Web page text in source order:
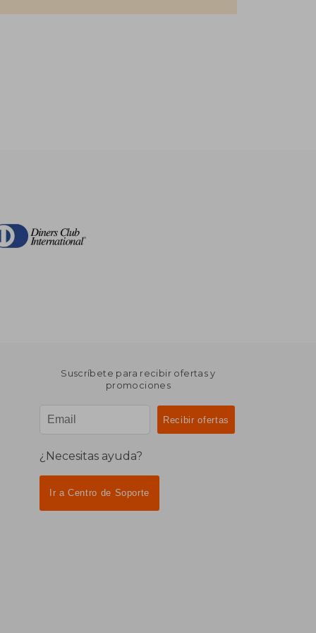
Suscríbete para recibir ofertas y
promociones
¿Necesitas ayuda?
Ir a Centro de Soporte